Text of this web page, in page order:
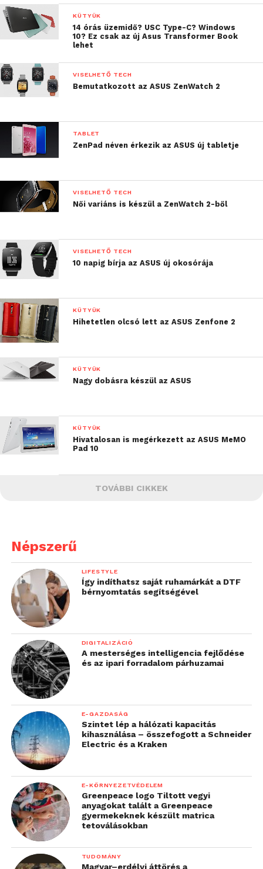
KÜTYÜK
14 órás üzemidő? USC Type-C? Windows
10? Ez csak az új Asus Transformer Book
lehet
VISELHETŐ TECH
Bemutatkozott az ASUS ZenWatch 2
TABLET
ZenPad néven érkezik az ASUS új tabletje
VISELHETŐ TECH
Női variáns is készül a ZenWatch 2-ből
VISELHETŐ TECH
10 napig bírja az ASUS új okosórája
KÜTYÜK
Hihetetlen olcsó lett az ASUS Zenfone 2
KÜTYÜK
Nagy dobásra készül az ASUS
KÜTYÜK
Hivatalosan is megérkezett az ASUS MeMO
Pad 10
TOVÁBBI CIKKEK
Népszerű
LIFESTYLE
Így indíthatsz saját ruhamárkát a DTF
bérnyomtatás segítségével
DIGITALIZÁCIÓ
A mesterséges intelligencia fejlődése
és az ipari forradalom párhuzamai
E-GAZDASÁG
Szintet lép a hálózati kapacitás
kihasználása – összefogott a Schneider
Electric és a Kraken
E-KÖRNYEZETVÉDELEM
Greenpeace logo Tiltott vegyi
anyagokat talált a Greenpeace
gyermekeknek készült matrica
tetoválásokban
TUDOMÁNY
Magyar–erdélyi áttörés a